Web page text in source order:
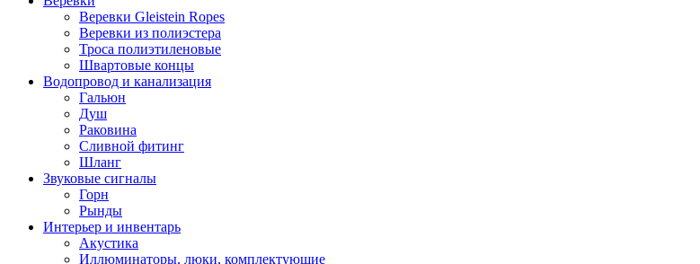
Веревки Gleistein Ropes
Веревки из полиэстера
Троса полиэтиленовые
Швартовые концы
Водопровод и канализация
Гальюн
Душ
Раковина
Сливной фитинг
Шланг
Звуковые сигналы
Горн
Рынды
Интерьер и инвентарь
Акустика
Иллюминаторы, люки, комплектующие